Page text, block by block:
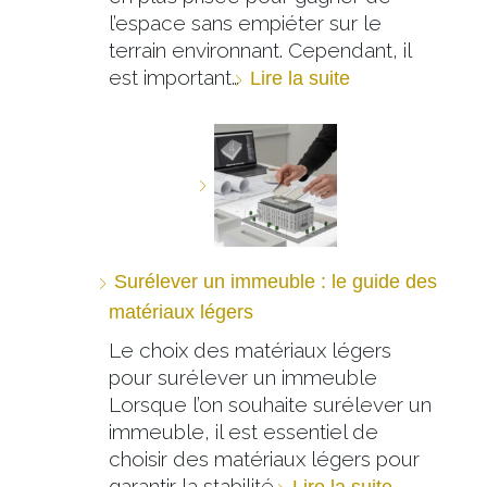
l’espace sans empiéter sur le
terrain environnant. Cependant, il
est important… Lire la suite
Surélever un immeuble : le guide des
matériaux légers
Le choix des matériaux légers
pour surélever un immeuble
Lorsque l’on souhaite surélever un
immeuble, il est essentiel de
choisir des matériaux légers pour